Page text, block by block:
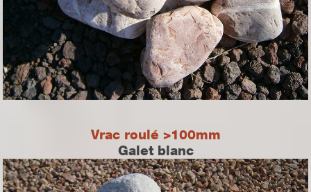
Vrac roulé >100mm
Galet blanc